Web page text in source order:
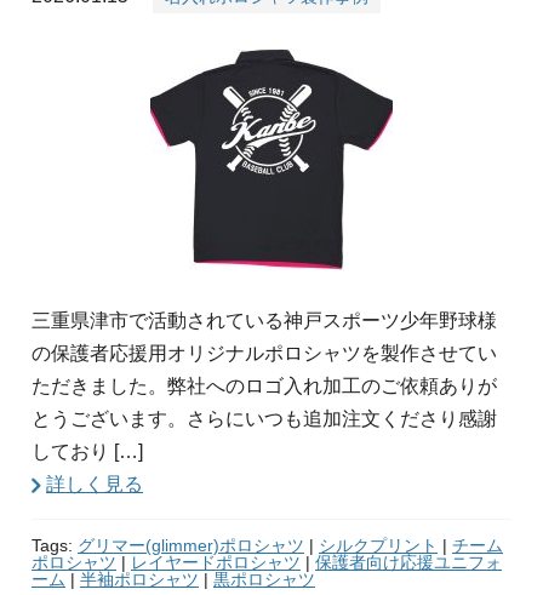
三重県津市で活動されている神戸スポーツ少年野球様
の保護者応援用オリジナルポロシャツを製作させてい
ただきました。弊社へのロゴ入れ加工のご依頼ありが
とうございます。さらにいつも追加注文くださり感謝
しており […]
詳しく見る
Tags: グリマー(glimmer)ポロシャツ | シルクプリント | チーム
ポロシャツ | レイヤードポロシャツ | 保護者向け応援ユニフォ
ーム | 半袖ポロシャツ | 黒ポロシャツ